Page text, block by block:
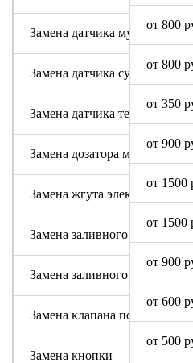
от 800
от 800
от 350
от 900
от 1500
от 1500
от 900
от 600
от 500
Замена датчика мутности
Замена датчика сушки
Замена датчика температуры
Замена дозатора моющих
Замена жгута
Замена заливного клапана
Замена заливного шланга
Замена клапана подачи воды
Замена кнопки